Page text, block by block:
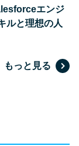
エンジ
ルと理想の人
もっと見る